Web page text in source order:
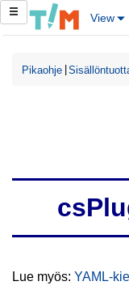
View
Pikaohje
Lue myös: YAML-